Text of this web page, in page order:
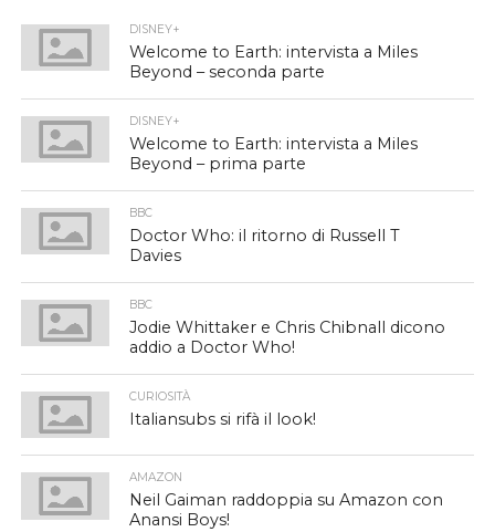
DISNEY+
Welcome to Earth: intervista a Miles
Beyond – seconda parte
DISNEY+
Welcome to Earth: intervista a Miles
Beyond – prima parte
BBC
Doctor Who: il ritorno di Russell T
Davies
BBC
Jodie Whittaker e Chris Chibnall dicono
addio a Doctor Who!
CURIOSITÀ
Italiansubs si rifà il look!
AMAZON
Neil Gaiman raddoppia su Amazon con
Anansi Boys!